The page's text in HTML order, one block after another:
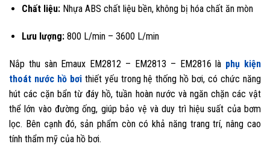
Chất liệu: Nhựa ABS chất liệu bền, không bị hóa chất ăn mòn
Lưu lượng: 800 L/min – 3600 L/min
Nắp thu sàn Emaux EM2812 – EM2813 – EM2816 là phụ kiện
thoát nước hồ bơithiết yếu trong hệ thống hồ bơi, có chức năng
hút các cặn bẩn từ đáy hồ, tuần hoàn nước và ngăn chặn các vật
thể lớn vào đường ống, giúp bảo vệ và duy trì hiệu suất của bơm
lọc. Bên cạnh đó, sản phẩm còn có khả năng trang trí, nâng cao
tính thẩm mỹ của hồ bơi.